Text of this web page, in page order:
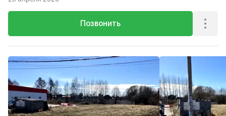
Позвонить